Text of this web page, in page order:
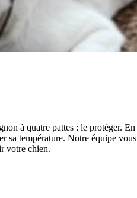
à quatre pattes : le protéger. En
sa température. Notre équipe vous
votre chien.